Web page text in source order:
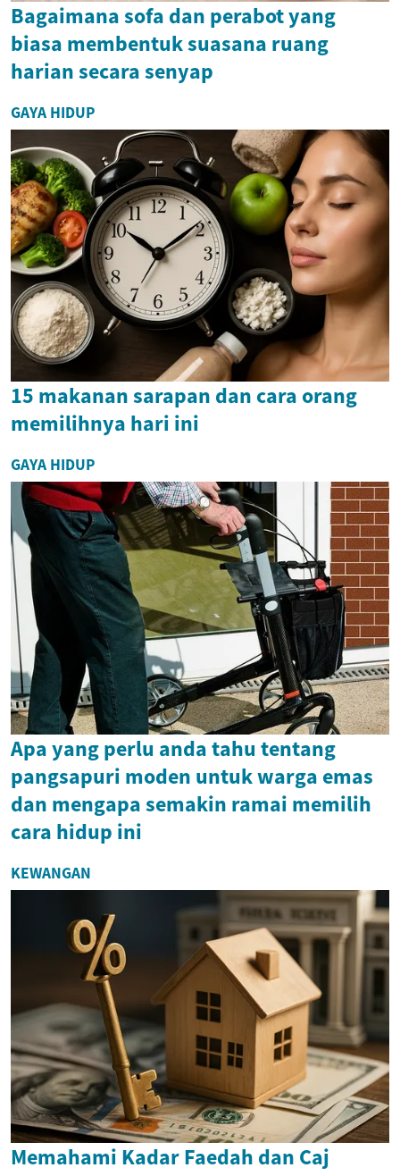
Bagaimana sofa dan perabot yang
biasa membentuk suasana ruang
harian secara senyap
GAYA HIDUP
15 makanan sarapan dan cara orang
memilihnya hari ini
GAYA HIDUP
Apa yang perlu anda tahu tentang
pangsapuri moden untuk warga emas
dan mengapa semakin ramai memilih
cara hidup ini
KEWANGAN
Memahami Kadar Faedah dan Caj